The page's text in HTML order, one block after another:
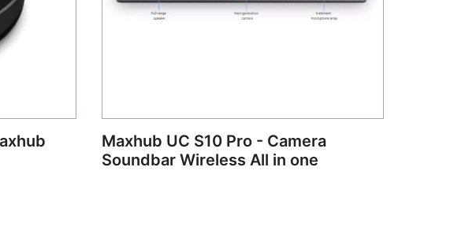
Maxhub UC S10 Pro - Camera
Soundbar Wireless All in one